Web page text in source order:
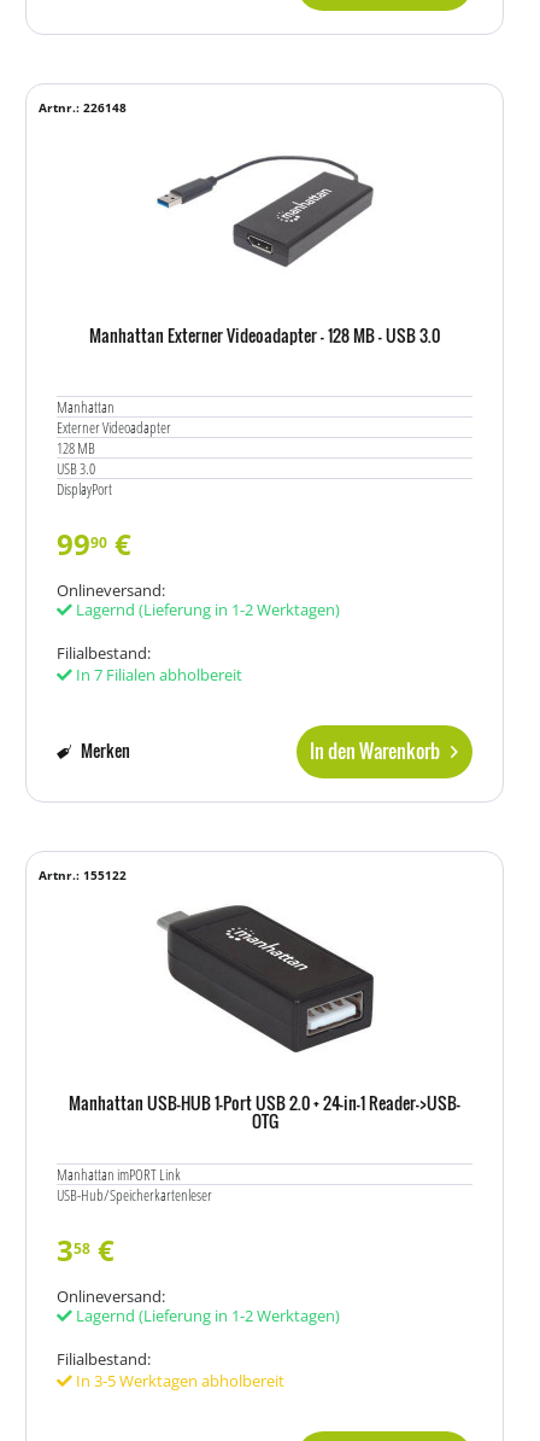
Manhattan Externer Videoadapter - 128 MB - USB 3.0
Manhattan
Externer Videoadapter
128 MB
USB 3.0
DisplayPort
Artnr.: 226148
9990 €
Onlineversand:
Lagernd (Lieferung in 1-2 Werktagen)
Filialbestand:
In 7 Filialen abholbereit
In den Warenkorb
Merken
Manhattan USB-HUB 1-Port USB 2.0 + 24-in-1 Reader->USB-
OTG
Manhattan imPORT Link
USB-Hub/Speicherkartenleser
Artnr.: 155122
358 €
Onlineversand:
Lagernd (Lieferung in 1-2 Werktagen)
Filialbestand:
In 3-5 Werktagen abholbereit